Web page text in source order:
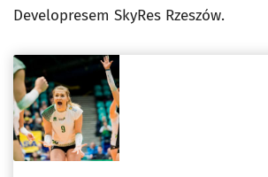
Developresem SkyRes Rzeszów.